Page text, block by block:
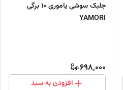
جلبک سوشی یاموری 10 برگی
YAMORI
698,000
افزودن به سبد